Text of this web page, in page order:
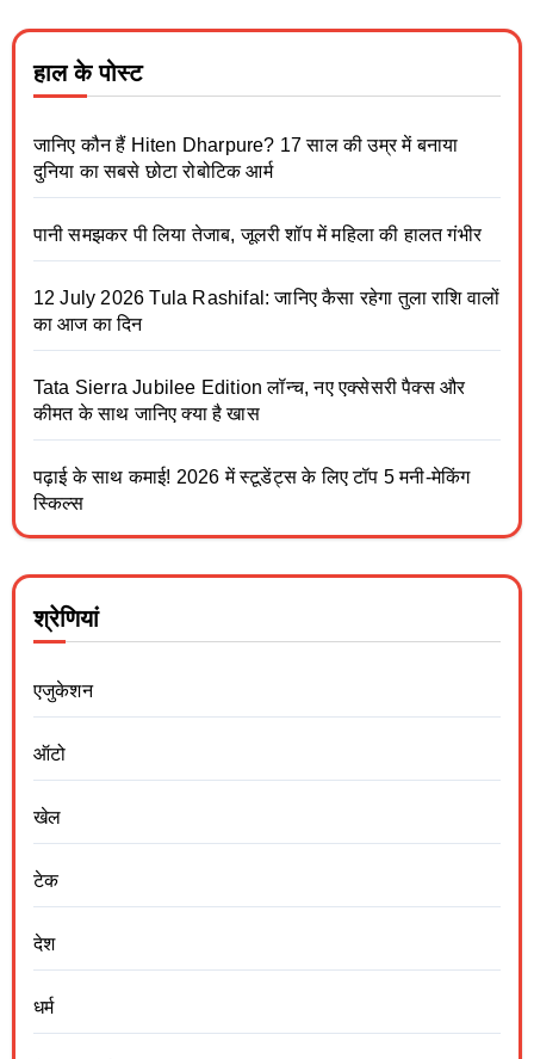
हाल के पोस्ट
जानिए कौन हैं Hiten Dharpure? 17 साल की उम्र में बनाया
दुनिया का सबसे छोटा रोबोटिक आर्म
पानी समझकर पी लिया तेजाब, जूलरी शॉप में महिला की हालत गंभीर
12 July 2026 Tula Rashifal: जानिए कैसा रहेगा तुला राशि वालों
का आज का दिन
Tata Sierra Jubilee Edition लॉन्च, नए एक्सेसरी पैक्स और
कीमत के साथ जानिए क्या है खास
पढ़ाई के साथ कमाई! 2026 में स्टूडेंट्स के लिए टॉप 5 मनी-मेकिंग
स्किल्स
श्रेणियां
एजुकेशन
ऑटो
खेल
टेक
देश
धर्म